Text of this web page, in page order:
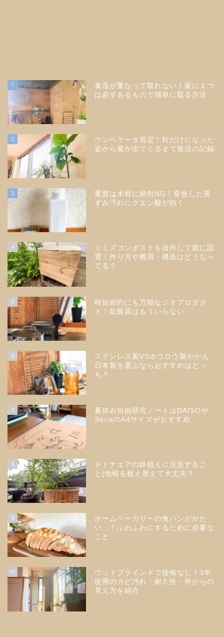
1
食器が重なって取れない！家に１つ
は必ずあるもので簡単に取る方法
2
ウンベラータ剪定！幹だけになった
姿から葉が出てくるまで復活の記録
3
重曹は木材に絶対NG！変色した黒
ずみ汚れにクエン酸が効く
4
ミミズコンポストを自作して庭に設
置！作り方や費用・構造はどうなっ
てる？
5
時短節約にも万能なジオプロダク
ト！炊飯器はもういらない
6
ステンレス製VSホウロウ製やかん
日本製を選ぶならおすすめはどっ
ち？
7
夏休み自由研究ノートはDAISOや
SeriaのA4サイズがおすすめ
8
ドドナエアの鉢植えに注意するこ
と|地植を植え替えて大丈夫？
9
ホームベーカリーの食パンがかた
い…！ふわふわにするために必要な
こと
10
ウッドブラインドで後悔なし！3年
使用のカビ汚れ・耐久性・外からの
見え方を紹介